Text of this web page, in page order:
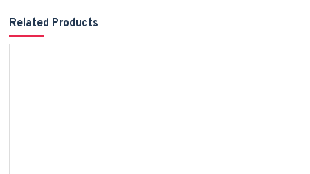
Related Products